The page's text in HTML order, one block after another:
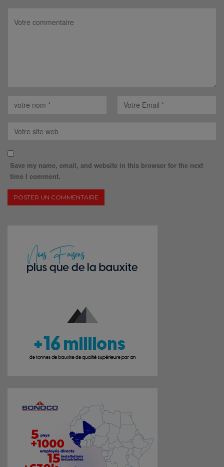
Save my name, email, and website in this browser for the next
time I comment.